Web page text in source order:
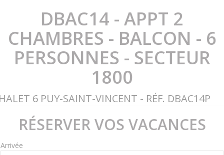
DBAC14 - APPT 2
CHAMBRES - BALCON - 6
PERSONNES - SECTEUR
1800
6 PUY-SAINT-VINCENT - RÉF. DBAC14P
RÉSERVER VOS VACANCES
Arrivée